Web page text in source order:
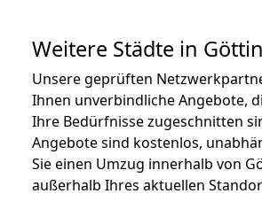
Weitere Städte in
Unsere geprüften
Ihnen unverbindliche Angebote,
Ihre Bedürfnisse zugeschnitten
Angebote sind kostenlos,
Sie einen Umzug innerhalb von
außerhalb Ihres aktuellen